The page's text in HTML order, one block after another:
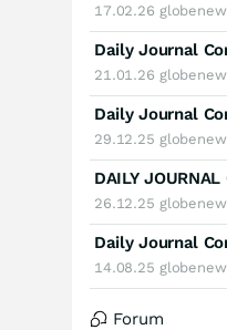
17.02.26
Daily Journal
21.01.26
Daily Journal
29.12.25
26.12.25
Daily Journal
14.08.25
Forum